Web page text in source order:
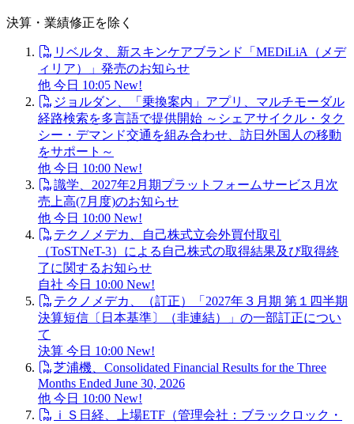
決算・業績修正を除く
リベルタ、新スキンケアブランド「MEDiLiA（メデ
ィリア）」発売のお知らせ
他 今日 10:05 New!
ジョルダン、「乗換案内」アプリ、マルチモーダル
経路検索を多言語で提供開始 ～シェアサイクル・タク
シー・デマンド交通を組み合わせ、訪日外国人の移動
をサポート～
他 今日 10:00 New!
識学、2027年2月期プラットフォームサービス月次
売上高(7月度)のお知らせ
他 今日 10:00 New!
テクノメデカ、自己株式立会外買付取引
（ToSTNeT-3）による自己株式の取得結果及び取得終
了に関するお知らせ
自社 今日 10:00 New!
テクノメデカ、（訂正）「2027年３月期 第１四半期
決算短信〔日本基準〕（非連結）」の一部訂正につい
て
決算 今日 10:00 New!
芝浦機、Consolidated Financial Results for the Three
Months Ended June 30, 2026
他 今日 10:00 New!
ｉＳ日経、上場ETF（管理会社：ブラックロック・